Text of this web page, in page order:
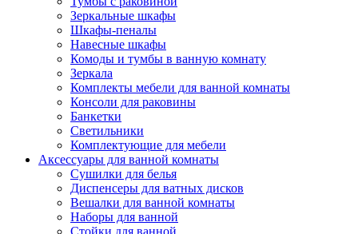
Зеркальные шкафы
Шкафы-пеналы
Навесные шкафы
Комоды и тумбы в ванную комнату
Зеркала
Комплекты мебели для ванной комнаты
Консоли для раковины
Банкетки
Светильники
Комплектующие для мебели
Аксессуары для ванной комнаты
Сушилки для белья
Диспенсеры для ватных дисков
Вешалки для ванной комнаты
Наборы для ванной
Стойки для ванной